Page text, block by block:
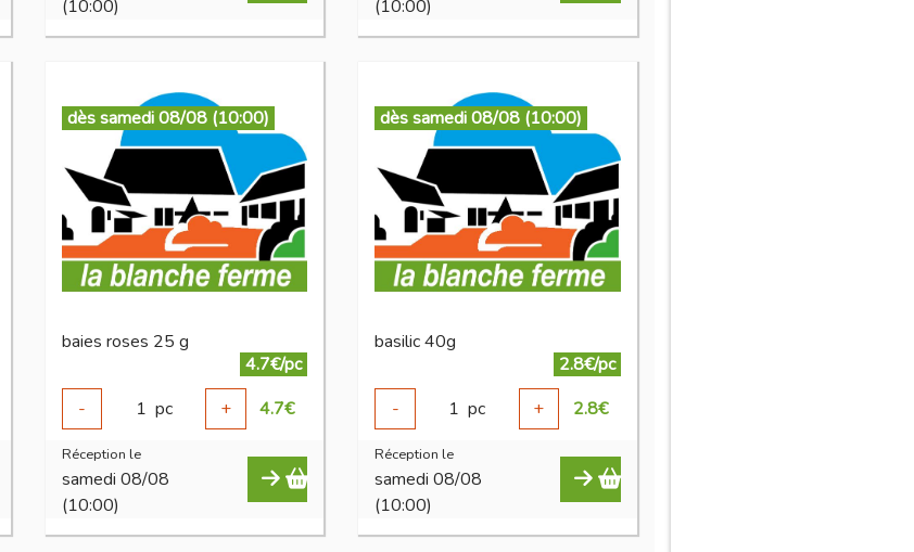
(10:00)
(10:00)
dès samedi 08/08 (10:00)
baies roses 25 g
4.7€/pc
-
1 pc + 4.7€
Réception le
samedi 08/08
(10:00)
dès samedi 08/08 (10:00)
basilic 40g
2.8€/pc
-
1 pc + 2.8€
Réception le
samedi 08/08
(10:00)